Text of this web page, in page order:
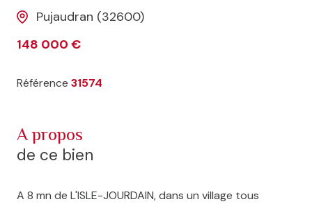
Pujaudran (32600)
148 000 €
Référence 31574
a propos
de ce bien
A 8 mn de L'ISLE-JOURDAIN, dans un village tous